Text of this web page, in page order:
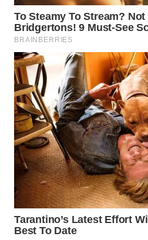
TENGAH
WN DELI
WN
TEBING
TINGGI
WN
PAKPAK
WN
KARAWANG
WN
BEKASI